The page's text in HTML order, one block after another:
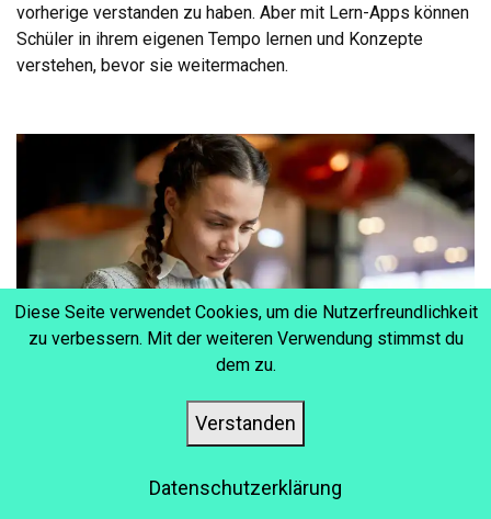
vorherige verstanden zu haben. Aber mit Lern-Apps können
Schüler in ihrem eigenen Tempo lernen und Konzepte
verstehen, bevor sie weitermachen.
eLearning zu begeistern
Diese Seite verwendet Cookies, um die Nutzerfreundlichkeit
zu verbessern. Mit der weiteren Verwendung stimmst du
dem zu.
Verstanden
Datenschutzerklärung